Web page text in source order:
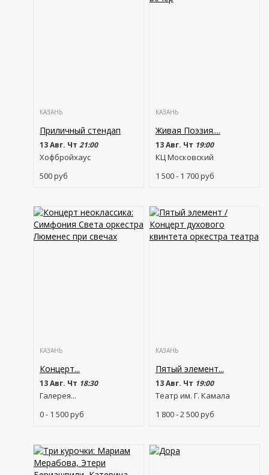
КАЗАНЬ
Приличный стендап
13 Авг. Чт 21:00
Хофбройхаус
500руб
КАЗАНЬ
Живая Поэзия....
13 Авг. Чт 19:00
КЦ Московский
1 500 - 1 700руб
КАЗАНЬ
Концерт...
13 Авг. Чт 18:30
Галерея...
0 - 1 500руб
КАЗАНЬ
Пятый элемент...
13 Авг. Чт 19:00
Театр им. Г. Камала
1 800 - 2 500руб